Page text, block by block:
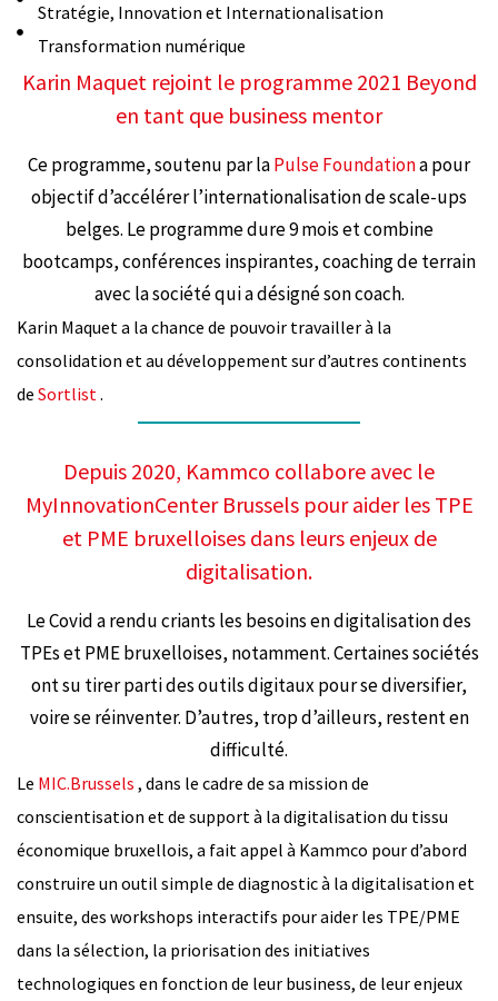
Stratégie, Innovation et Internationalisation
Transformation numérique
Karin Maquet rejoint le programme 2021 Beyond
en tant que business mentor
Ce programme, soutenu par laPulse Foundationa pour
objectif d’accélérer l’internationalisation de scale-ups
belges. Le programme dure 9 mois et combine
bootcamps, conférences inspirantes, coaching de terrain
avec la société qui a désigné son coach.
Karin Maquet a la chance de pouvoir travailler à la
consolidation et au développement sur d’autres continents
de Sortlist.
Depuis 2020, Kammco collabore avec le
MyInnovationCenter Brussels pour aider les TPE
et PME bruxelloises dans leurs enjeux de
digitalisation.
Le Covid a rendu criants les besoins en digitalisation des
TPEs et PME bruxelloises, notamment. Certaines sociétés
ont su tirer parti des outils digitaux pour se diversifier,
voire se réinventer. D’autres, trop d’ailleurs, restent en
difficulté.
Le MIC.Brussels , dans le cadre de sa mission de
conscientisation et de support à la digitalisation du tissu
économique bruxellois, a fait appel à Kammco pour d’abord
construire un outil simple de diagnostic à la digitalisation et
ensuite, des workshops interactifs pour aider les TPE/PME
dans la sélection, la priorisation des initiatives
technologiques en fonction de leur business, de leur enjeux